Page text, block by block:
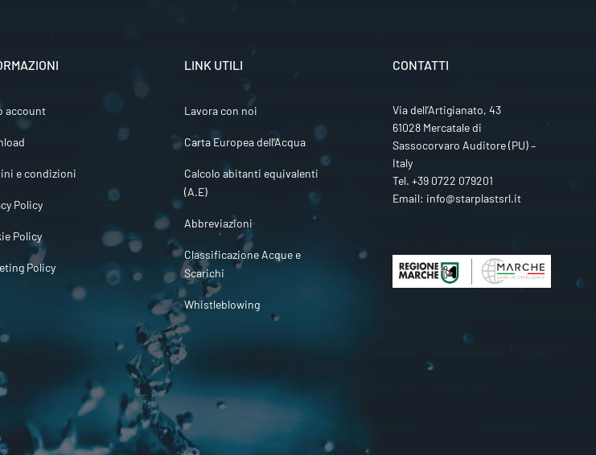
account
e condizioni
Policy
Policy
Policy
LINK UTILI
Lavora con noi
Carta Europea dell’Acqua
Calcolo abitanti equivalenti
(A.E)
Abbreviazioni
Classificazione Acque e
Scarichi
Whistleblowing
CONTATTI
Via dell’Artigianato, 43
61028 Mercatale di
Sassocorvaro Auditore (PU) –
Italy
Tel. +39 0722 079201
Email: info@starplastsrl.it